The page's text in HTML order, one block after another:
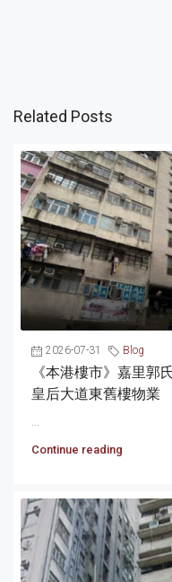
Related Posts
2026-07-31 Blog
《本港樓市》嘉里郭
皇后大道東舊樓物業
...
Continue reading